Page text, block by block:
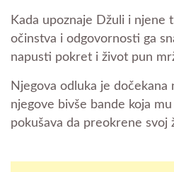
Kada upoznaje Džuli i njene
očinstva i odgovornosti ga
napusti pokret i život pun
Njegova odluka je dočekana
njegove bivše bande koja
pokušava da preokrene svoj